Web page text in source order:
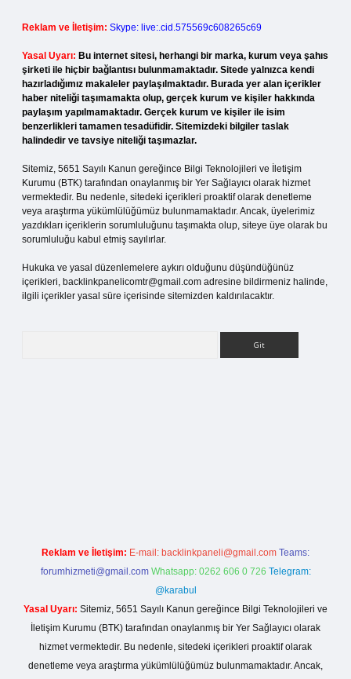
Reklam ve İletişim: Skype: live:.cid.575569c608265c69
Yasal Uyarı: Bu internet sitesi, herhangi bir marka, kurum veya şahıs
şirketi ile hiçbir bağlantısı bulunmamaktadır. Sitede yalnızca kendi
hazırladığımız makaleler paylaşılmaktadır. Burada yer alan içerikler
haber niteliği taşımamakta olup, gerçek kurum ve kişiler hakkında
paylaşım yapılmamaktadır. Gerçek kurum ve kişiler ile isim
benzerlikleri tamamen tesadüfidir. Sitemizdeki bilgiler taslak
halindedir ve tavsiye niteliği taşımazlar.
Sitemiz, 5651 Sayılı Kanun gereğince Bilgi Teknolojileri ve İletişim
Kurumu (BTK) tarafından onaylanmış bir Yer Sağlayıcı olarak hizmet
vermektedir. Bu nedenle, sitedeki içerikleri proaktif olarak denetleme
veya araştırma yükümlülüğümüz bulunmamaktadır. Ancak, üyelerimiz
yazdıkları içeriklerin sorumluluğunu taşımakta olup, siteye üye olarak bu
sorumluluğu kabul etmiş sayılırlar.
Hukuka ve yasal düzenlemelere aykırı olduğunu düşündüğünüz
içerikleri, backlinkpanelicomtr@gmail.com adresine bildirmeniz halinde,
ilgili içerikler yasal süre içerisinde sitemizden kaldırılacaktır.
Reklam ve İletişim: E-mail: backlinkpaneli@gmail.com Teams:
forumhizmeti@gmail.com Whatsapp: 0262 606 0 726 Telegram:
@karabul
Yasal Uyarı: Sitemiz, 5651 Sayılı Kanun gereğince Bilgi Teknolojileri ve
İletişim Kurumu (BTK) tarafından onaylanmış bir Yer Sağlayıcı olarak
hizmet vermektedir. Bu nedenle, sitedeki içerikleri proaktif olarak
denetleme veya araştırma yükümlülüğümüz bulunmamaktadır. Ancak,